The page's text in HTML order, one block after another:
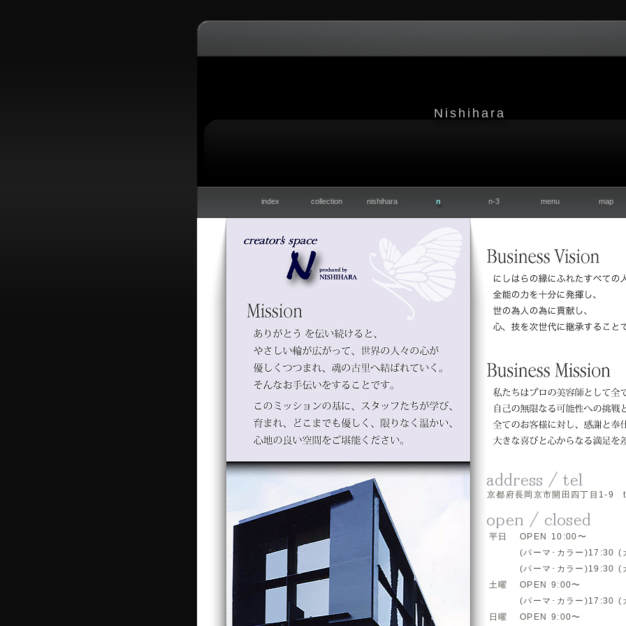
Nishihara
index collection nishihara n n-3 menu map
京都府長岡京市開田四丁目1-
平日
OPEN 10:00〜
(パーマ･カラー)17:30 (
(パーマ･カラー)19:30 (
土曜
OPEN 9:00〜
(パーマ･カラー)17:30 (
日曜
OPEN 9:00〜